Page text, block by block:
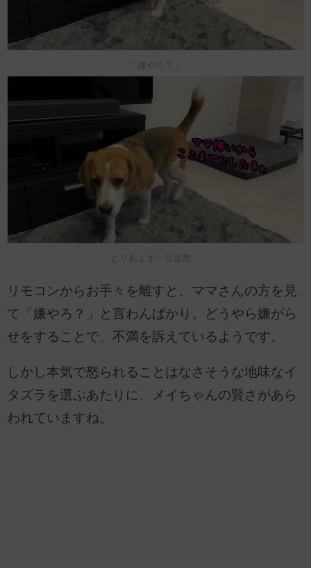
「嫌やろ？」
とりあえず一旦退散…
リモコンからお手々を離すと、ママさんの方を見
て「嫌やろ？」と言わんばかり。どうやら嫌がら
せをすることで、不満を訴えているようです。
しかし本気で怒られることはなさそうな地味なイ
タズラを選ぶあたりに、メイちゃんの賢さがあら
われていますね。